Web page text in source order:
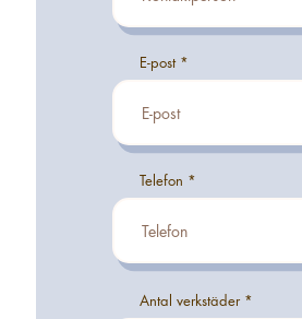
E-post
Telefon
Antal verkstäder